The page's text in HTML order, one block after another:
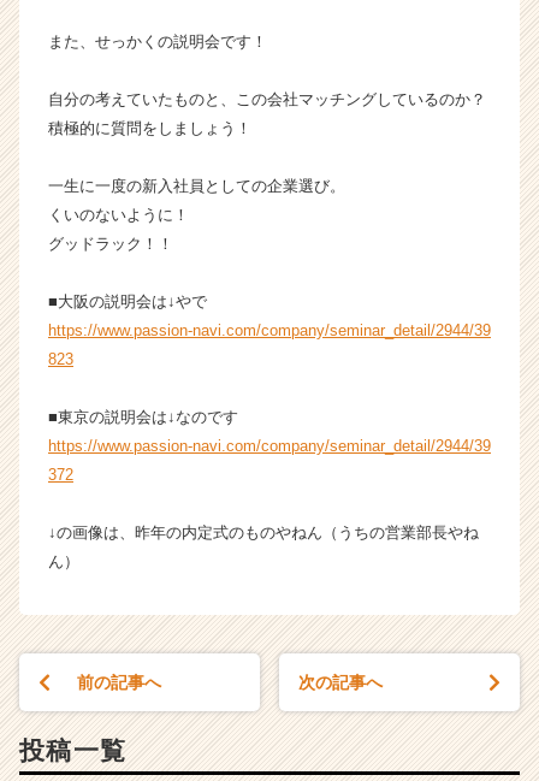
また、せっかくの説明会です！
自分の考えていたものと、この会社マッチングしているのか？
積極的に質問をしましょう！
一生に一度の新入社員としての企業選び。
くいのないように！
グッドラック！！
■大阪の説明会は↓やで
https://www.passion-navi.com/company/seminar_detail/2944/39
823
■東京の説明会は↓なのです
https://www.passion-navi.com/company/seminar_detail/2944/39
372
↓の画像は、昨年の内定式のものやねん（うちの営業部長やね
ん）
前の記事へ 次の記事へ
投稿一覧